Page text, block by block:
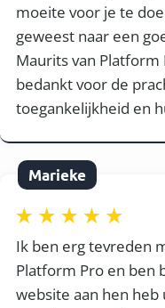
moeite voor je te
geweest naar een
Maurits van Platform
bedankt voor de
toegankelijkheid en
Marieke
Ik ben erg tevreden
Platform Pro en ben
website aan hen